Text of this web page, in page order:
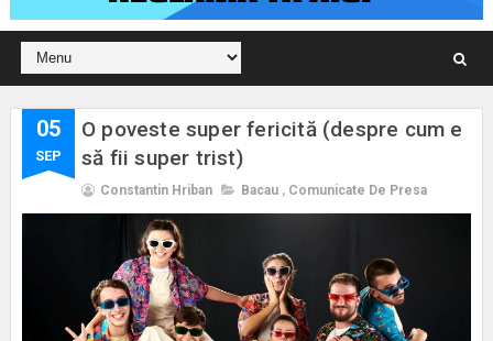
05
SEP
O poveste super fericită (despre cum e
să fii super trist)
Constantin Hriban Bacau , Comunicate De Presa